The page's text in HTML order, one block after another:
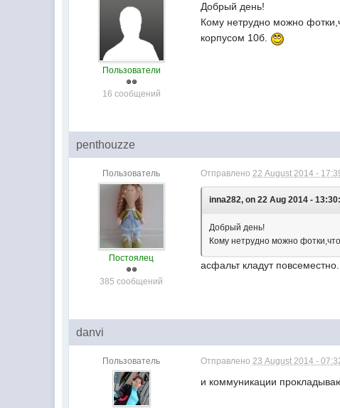
Пользователи
16 сообщений
Добрый день!
Кому нетрудно можно
корпусом 10б.
penthouzze
Пользователь
Постоялец
385 сообщений
Отправлено22 August 2014 -
inna282, on 22 Aug 2014 - 13:30:
Добрый день!
Кому нетрудно можно
асфальт кладут
danvi
Пользователь Отправлено23 August 2014 -
и коммуникации